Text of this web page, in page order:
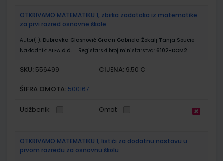
OTKRIVAMO MATEMATIKU 1; zbirka zadataka iz matematike
za prvi razred osnovne škole
Autor(i): Dubravka Glasnović Gracin Gabriela Žokalj Tanja Soucie
Nakladnik: ALFA d.d. Registarski broj ministarstva: 6102-DOM2
SKU: 556499 CIJENA: 9,50 €
ŠIFRA OMOTA: 500167
Udžbenik Omot
OTKRIVAMO MATEMATIKU 1; listići za dodatnu nastavu u
prvom razredu za osnovnu školu